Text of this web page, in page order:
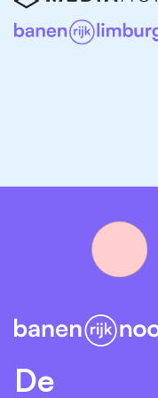
zowel interne als
Je draagt bij aan
Je hebt
genoemde
Je hebt ervaring
en/of bent erg
een veilig
ervaring in op te
Je beschikt over
De